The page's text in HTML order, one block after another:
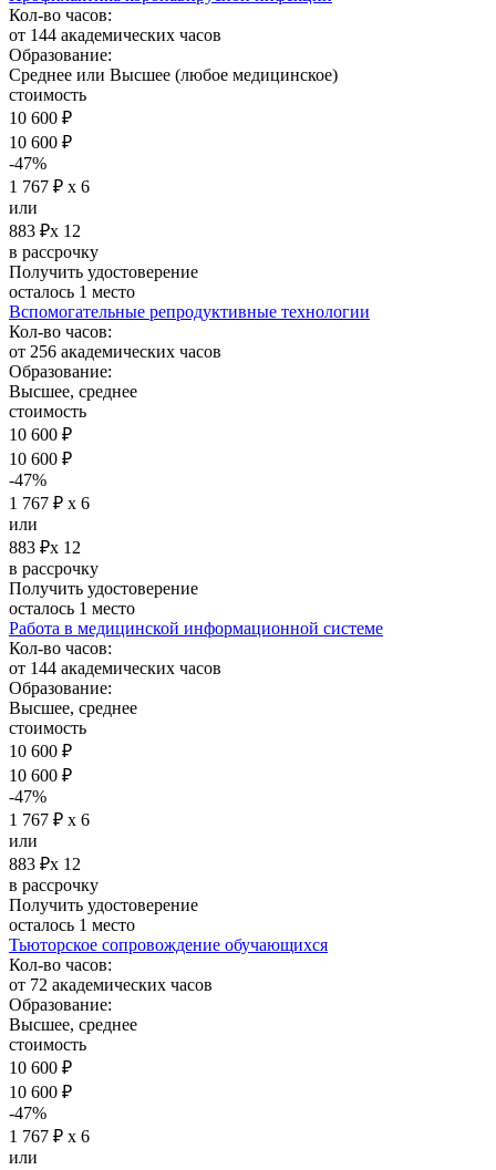
Кол-во часов:
от 144 академических часов
Образование:
Среднее или Высшее (любое медицинское)
стоимость
10 600 ₽
10 600 ₽
-47%
1 767 ₽ х 6
или
883 ₽х 12
в рассрочку
Получить удостоверение
осталось 1 место
Вспомогательные репродуктивные технологии
Кол-во часов:
от 256 академических часов
Образование:
Высшее, среднее
стоимость
10 600 ₽
10 600 ₽
-47%
1 767 ₽ х 6
или
883 ₽х 12
в рассрочку
Получить удостоверение
осталось 1 место
Работа в медицинской информационной системе
Кол-во часов:
от 144 академических часов
Образование:
Высшее, среднее
стоимость
10 600 ₽
10 600 ₽
-47%
1 767 ₽ х 6
или
883 ₽х 12
в рассрочку
Получить удостоверение
осталось 1 место
Тьюторское сопровождение обучающихся
Кол-во часов:
от 72 академических часов
Образование:
Высшее, среднее
стоимость
10 600 ₽
10 600 ₽
-47%
1 767 ₽ х 6
или